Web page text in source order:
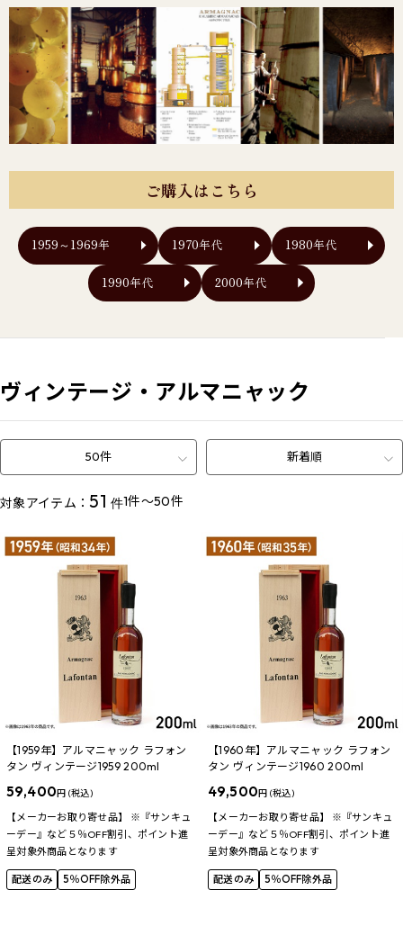
ご購入はこちら
1959～1969年 1970年代 1980年代
1990年代 2000年代
ヴィンテージ・アルマニャック
50件 新着順
対象アイテム： 51 件1件～50件
【1959年】アルマニャック ラフォン
タン ヴィンテージ1959 200ml
59,400円 (税込)
【メーカーお取り寄せ品】 ※『サンキュ
ーデー』など５％OFF割引、ポイント進
呈対象外商品となります
配送のみ 5％OFF除外品
【1960年】アルマニャック ラフォン
タン ヴィンテージ1960 200ml
49,500円 (税込)
【メーカーお取り寄せ品】 ※『サンキュ
ーデー』など５％OFF割引、ポイント進
呈対象外商品となります
配送のみ 5％OFF除外品